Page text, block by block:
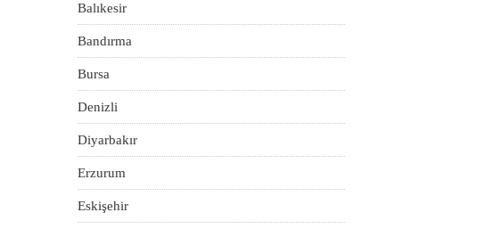
Balıkesir
Bandırma
Bursa
Denizli
Diyarbakır
Erzurum
Eskişehir